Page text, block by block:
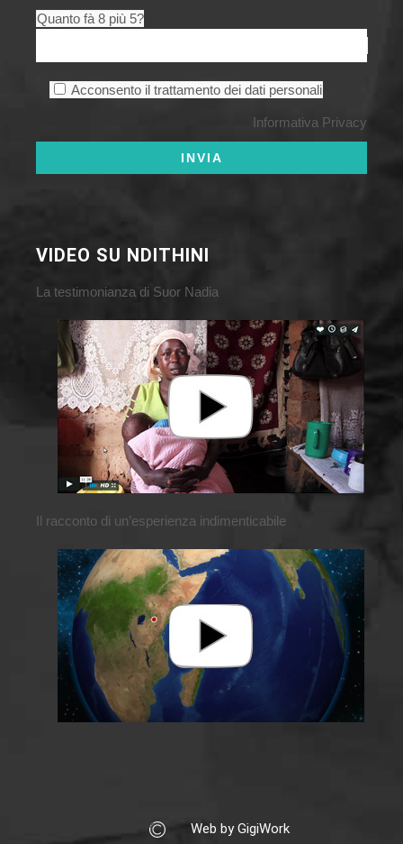
Quanto fà 8 più 5?
Acconsento il trattamento dei dati personali
Informativa Privacy
VIDEO SU NDITHINI
La testimonianza di Suor Nadia
Il racconto di un’esperienza indimenticabile
Web by GigiWork